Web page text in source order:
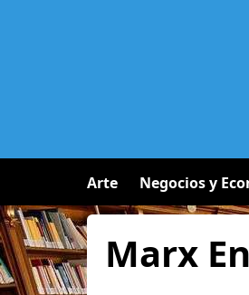
Arte Negocios y
Marx